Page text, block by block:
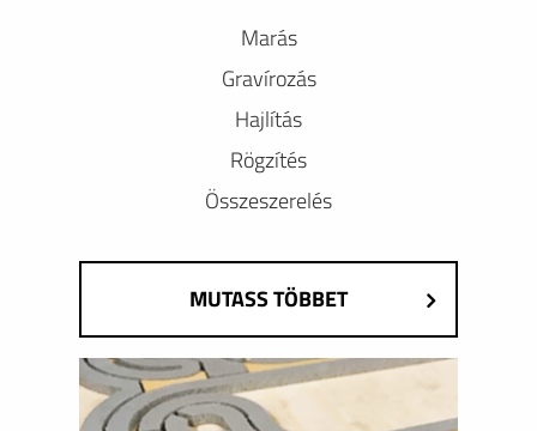
Marás
Gravírozás
Hajlítás
Rögzítés
Összeszerelés
MUTASS TÖBBET